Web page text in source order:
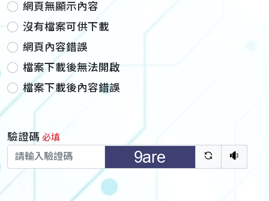
網頁無顯示內容
沒有檔案可供下載
網頁內容錯誤
檔案下載後無法開啟
檔案下載後內容錯誤
驗證碼 必填
驗證碼重新
聽語